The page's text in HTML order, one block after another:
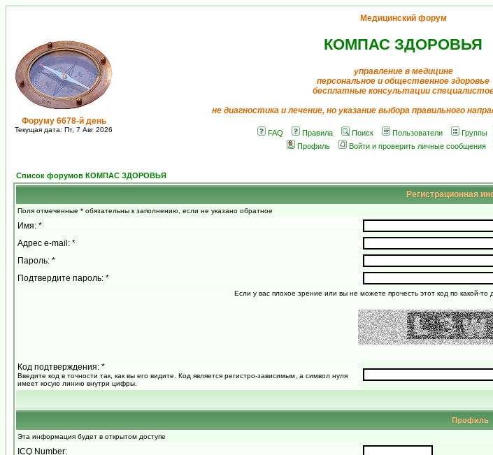
Форуму 6678-й день
Текущая дата: Пт, 7 Авг 2026
Медицинский форум
КОМПАС ЗДОРОВЬЯ
управление в медицине
персональное и общественное здоровье
бесплатные консультации
не диагностика и лечение, но указание выбора правильного
FAQ Правила Поиск Пользователи Группы
Профиль
Войти и проверить личные сообщения
Список форумов КОМПАС ЗДОРОВЬЯ
Регистрационная
Поля отмеченные * обязательны к заполнению, если не указано обратное
Имя: *
Адрес e-mail: *
Пароль: *
Подтвердите пароль: *
Если у вас плохое зрение или вы не можете прочесть этот код по какой-
Код подтверждения: *
Введите код в точности так, как вы его видите. Код является регистро-зависимым, а символ нуля
имеет косую линию внутри цифры.
Профиль
Эта информация будет в открытом доступе
ICQ Number: